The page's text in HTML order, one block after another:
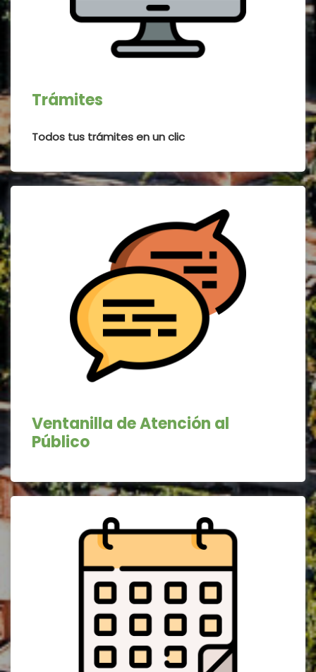
idioma
Trámites
Todos tus trámites en un clic
Ventanilla de Atención al
Público